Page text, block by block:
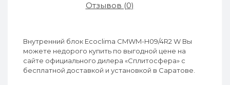
Отзывов (0)
Внутренний блок Ecoclima CMWM-H09/4R2 W Вы
можете недорого купить по выгодной цене на
сайте официального дилера «Сплитосфера» с
бесплатной доставкой и установкой в Саратове.